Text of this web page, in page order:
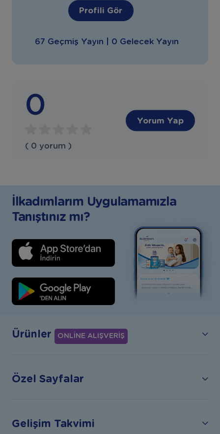
Profili Gör
67 Geçmiş Yayın | 0 Gelecek Yayın
0
( 0 yorum )
Yorum Yap
İlkadımlarım Uygulamamızla
Tanıştınız mı?
Ürünler ONLİNE ALIŞVERİŞ
Özel Sayfalar
Gelişim Takvimi